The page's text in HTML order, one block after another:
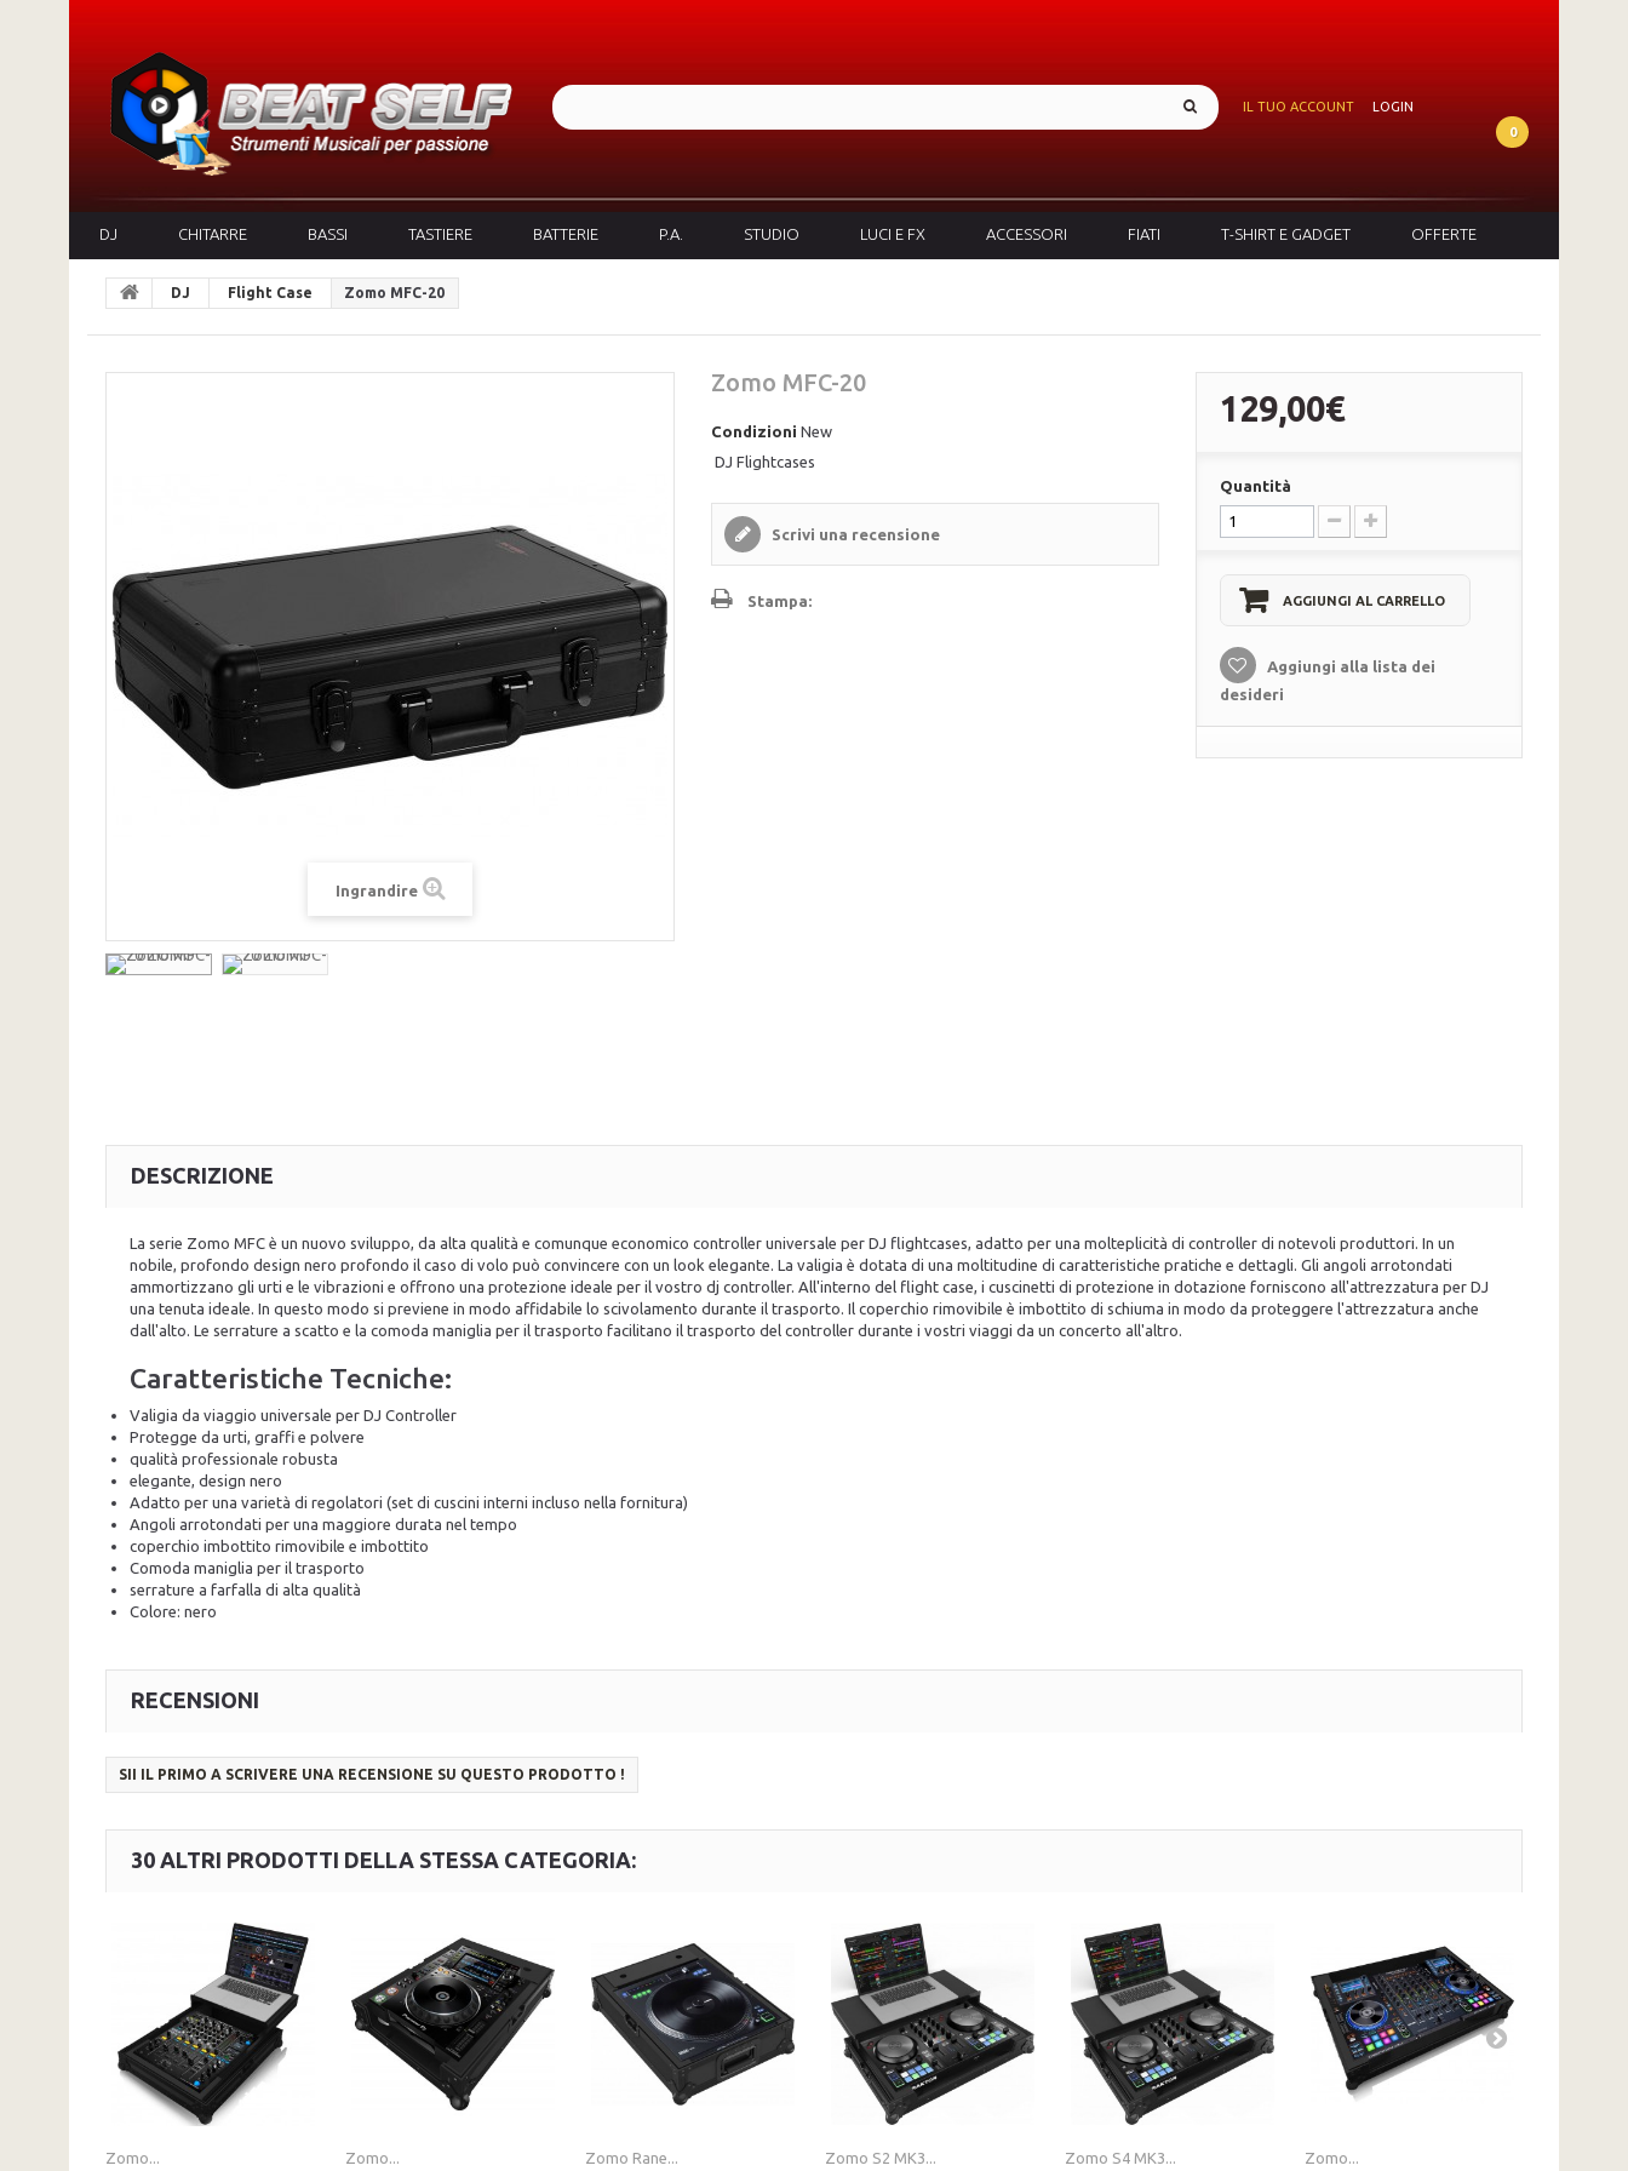
IL TUO ACCOUNT
LOGIN
0
DJ CHITARRE BASSI TASTIERE BATTERIE P.A. STUDIO LUCI E FX ACCESSORI FIATI T-SHIRT E GADGET OFFERTE
DJ Flight Case Zomo MFC-20
Ingrandire
Zomo MFC-20
Condizioni New
DJ Flightcases
Scrivi una recensione
Stampa:
129,00€
Quantità
AGGIUNGI AL CARRELLO
Aggiungi alla lista dei
desideri
DESCRIZIONE
La serie Zomo MFC è un nuovo sviluppo, da alta qualità e comunque economico controller universale per DJ flightcases, adatto per una molteplicità di controller di notevoli produttori. In un
nobile, profondo design nero profondo il caso di volo può convincere con un look elegante. La valigia è dotata di una moltitudine di caratteristiche pratiche e dettagli. Gli angoli arrotondati
ammortizzano gli urti e le vibrazioni e offrono una protezione ideale per il vostro dj controller. All'interno del flight case, i cuscinetti di protezione in dotazione forniscono all'attrezzatura per DJ
una tenuta ideale. In questo modo si previene in modo affidabile lo scivolamento durante il trasporto. Il coperchio rimovibile è imbottito di schiuma in modo da proteggere l'attrezzatura anche
dall'alto. Le serrature a scatto e la comoda maniglia per il trasporto facilitano il trasporto del controller durante i vostri viaggi da un concerto all'altro.
Caratteristiche Tecniche:
Valigia da viaggio universale per DJ Controller
Protegge da urti, graffi e polvere
qualità professionale robusta
elegante, design nero
Adatto per una varietà di regolatori (set di cuscini interni incluso nella fornitura)
Angoli arrotondati per una maggiore durata nel tempo
coperchio imbottito rimovibile e imbottito
Comoda maniglia per il trasporto
serrature a farfalla di alta qualità
Colore: nero
RECENSIONI
SII IL PRIMO A SCRIVERE UNA RECENSIONE SU QUESTO PRODOTTO !
30 ALTRI PRODOTTI DELLA STESSA CATEGORIA:
Zomo... Zomo... Zomo Rane... Zomo S2 MK3... Zomo S4 MK3... Zomo...